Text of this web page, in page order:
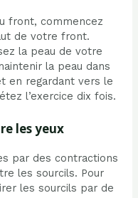
front, commencez
de votre front.
la peau de votre
la peau dans
en regardant vers le
l’exercice dix fois.
les yeux
par des contractions
les sourcils. Pour
les sourcils par de